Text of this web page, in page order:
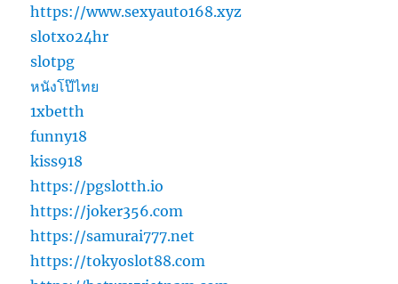
https://www.sexyauto168.xyz
slotxo24hr
slotpg
หนังโป๊ไทย
1xbetth
funny18
kiss918
https://pgslotth.io
https://joker356.com
https://samurai777.net
https://tokyoslot88.com